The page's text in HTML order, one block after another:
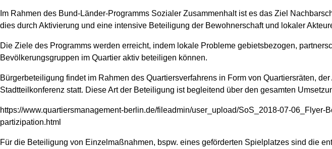
Im Rahmen des Bund-Länder-Programms Sozialer Zusammenhalt ist es das Ziel
dies durch Aktivierung und eine intensive Beteiligung der Bewohnerschaft und lokaler
Die Ziele des Programms werden erreicht, indem lokale Probleme gebietsbezogen,
Bevölkerungsgruppen im Quartier aktiv beteiligen können.
Bürgerbeteiligung findet im Rahmen des Quartiersverfahrens in Form von Quartiersräten,
Stadtteilkonferenz statt. Diese Art der Beteiligung ist begleitend über den gesamten
https://www.quartiersmanagement-berlin.de/fileadmin/user_upload/SoS_2018-07-
partizipation.html
Für die Beteiligung von Einzelmaßnahmen, bspw. eines geförderten Spielplatzes sind die